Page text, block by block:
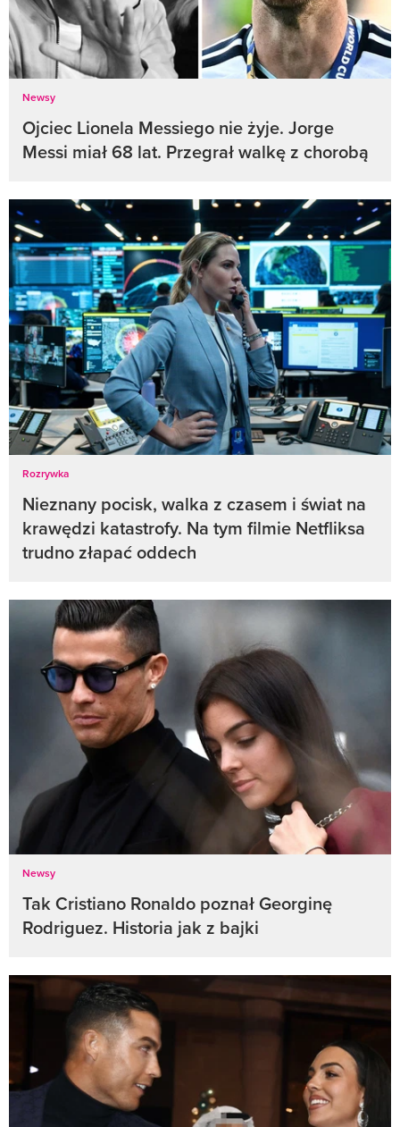
Newsy
Ojciec Lionela Messiego nie żyje. Jorge
Messi miał 68 lat. Przegrał walkę z chorobą
Rozrywka
Nieznany pocisk, walka z czasem i świat na
krawędzi katastrofy. Na tym filmie Netfliksa
trudno złapać oddech
Newsy
Tak Cristiano Ronaldo poznał Georginę
Rodriguez. Historia jak z bajki